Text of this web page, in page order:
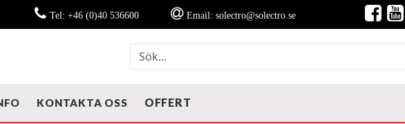
Tel: +46 (0)40 536600 Email: solectro@solectro.se
KONTAKTA OSS OFFERT